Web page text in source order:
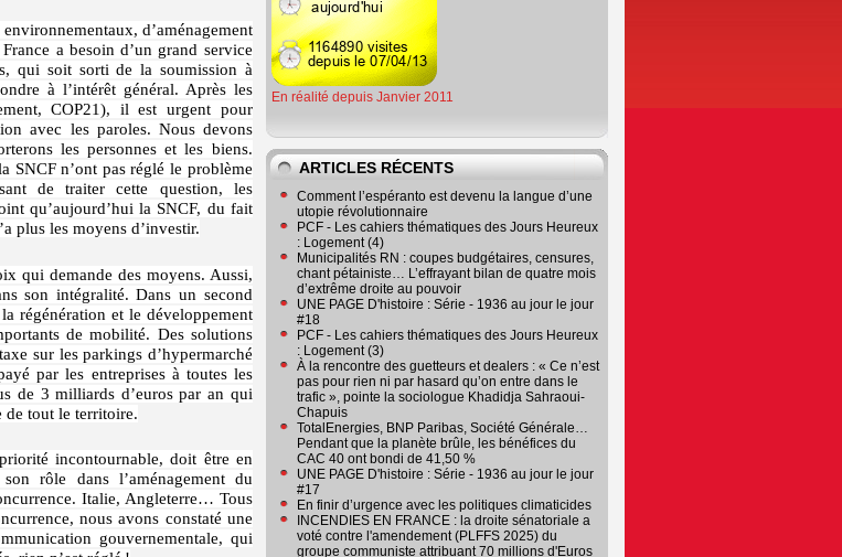
d’aménagement
a besoin d’un grand service
qui soit sorti de la soumission à
à l’intérêt général. Après les
COP21), il est urgent pour
avec les paroles. Nous devons
les personnes et les biens.
SNCF n’ont pas réglé le problème
de traiter cette question, les
qu’aujourd’hui la SNCF, du fait
plus les moyens d’investir.
qui demande des moyens. Aussi,
son intégralité. Dans un second
régénération et le développement
de mobilité. Des solutions
sur les parkings d’hypermarché
par les entreprises à toutes les
de 3 milliards d’euros par an qui
de tout le territoire.
incontournable, doit être en
rôle dans l’aménagement du
Italie, Angleterre… Tous
nous avons constaté une
gouvernementale, qui
En réalité depuis Janvier 2011
ARTICLES RÉCENTS
Comment l’espéranto est devenu la langue d’une
utopie révolutionnaire
PCF - Les cahiers thématiques des Jours Heureux
: Logement (4)
Municipalités RN : coupes budgétaires, censures,
chant pétainiste… L’effrayant bilan de quatre mois
d’extrême droite au pouvoir
UNE PAGE D'histoire : Série - 1936 au jour le jour
#18
PCF - Les cahiers thématiques des Jours Heureux
: Logement (3)
À la rencontre des guetteurs et dealers : « Ce n’est
pas pour rien ni par hasard qu’on entre dans le
trafic », pointe la sociologue Khadidja Sahraoui-
Chapuis
TotalEnergies, BNP Paribas, Société Générale…
Pendant que la planète brûle, les bénéfices du
CAC 40 ont bondi de 41,50 %
UNE PAGE D'histoire : Série - 1936 au jour le jour
#17
En finir d’urgence avec les politiques climaticides
INCENDIES EN FRANCE : la droite sénatoriale a
voté contre l'amendement (PLFFS 2025) du
groupe communiste attribuant 70 millions d'Euros